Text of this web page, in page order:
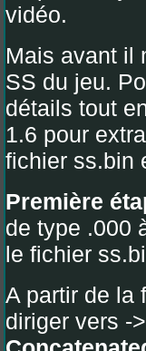
vidéo.
Mais avant il
SS du jeu.
détails tout
1.6 pour
fichier ss.bin
Première
de type .000
le fichier
A partir de la
diriger vers -